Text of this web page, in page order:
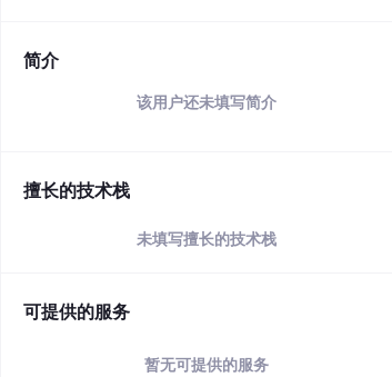
简介
该用户还未填写简介
擅长的技术栈
未填写擅长的技术栈
可提供的服务
暂无可提供的服务